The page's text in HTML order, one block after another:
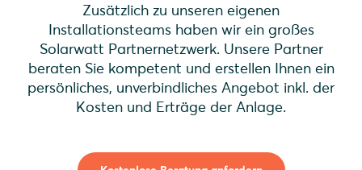
Zusätzlich zu unseren eigenen
Installationsteams haben wir ein großes
Solarwatt Partnernetzwerk. Unsere Partner
beraten Sie kompetent und erstellen Ihnen ein
persönliches, unverbindliches Angebot inkl. der
Kosten und Erträge der Anlage.